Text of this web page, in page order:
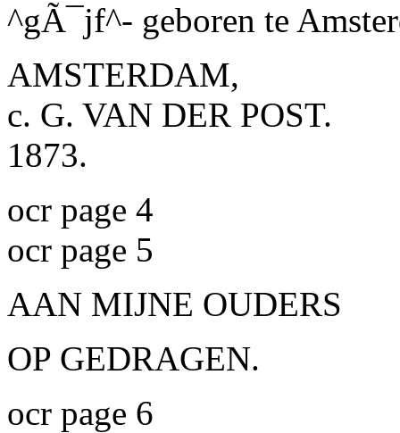
^gÃ¯jf^- geboren te
AMSTERDAM,
c. G. VAN DER POST.
1873.
ocr page 4
ocr page 5
AAN MIJNE OUDERS
OP GEDRAGEN.
ocr page 6